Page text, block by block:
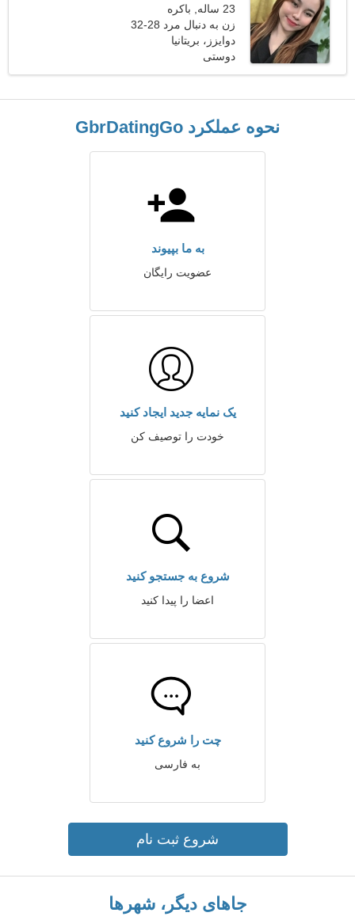
23 ساله, باکره
زن به دنبال مرد 28-32
دوایزز، بریتانیا
دوستی
نحوه عملکرد GbrDatingGo
به ما بپیوند
عضویت رایگان
یک نمایه جدید ایجاد کنید
خودت را توصیف کن
شروع به جستجو کنید
اعضا را پیدا کنید
چت را شروع کنید
به فارسی
شروع ثبت نام
جاهای دیگر، شهرها